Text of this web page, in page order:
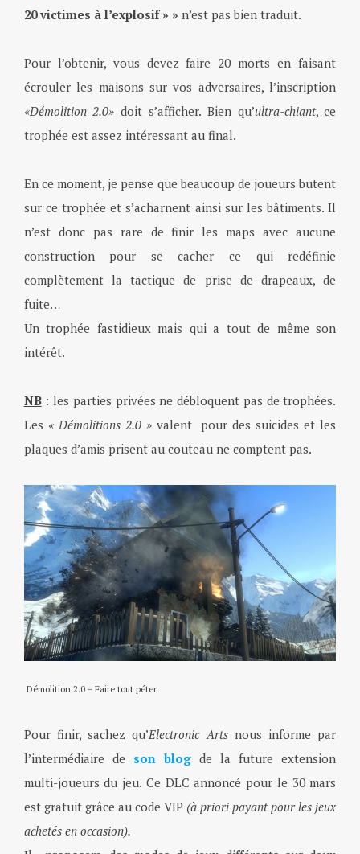
20 victimes à l’explosif » » n’est pas bien traduit.
Pour l’obtenir, vous devez faire 20 morts en faisant
écrouler les maisons sur vos adversaires, l’inscription
«Démolition 2.0» doit s’afficher. Bien qu’ultra-chiant, ce
trophée est assez intéressant au final.
En ce moment, je pense que beaucoup de joueurs butent
sur ce trophée et s’acharnent ainsi sur les bâtiments. Il
n’est donc pas rare de finir les maps avec aucune
construction pour se cacher ce qui redéfinie
complètement la tactique de prise de drapeaux, de
fuite…
Un trophée fastidieux mais qui a tout de même son
intérêt.
NB: les parties privées ne débloquent pas de trophées.
Les « Démolitions 2.0 »valent pour des suicides et les
plaques d’amis prisent au couteau ne comptent pas.
Démolition 2.0 = Faire tout péter
Pour finir, sachez qu’Electronic Artsnous informe par
l’intermédiaire de son blogde la future extension
multi-joueurs du jeu. Ce DLC annoncé pour le 30 mars
est gratuit grâce au code VIP (à priori payant pour les jeux
achetés en occasion).